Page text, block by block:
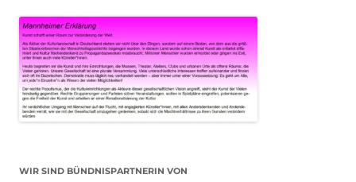
WIR SIND BÜNDNISPARTNERIN VON